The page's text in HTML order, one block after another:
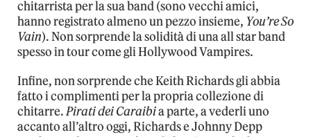
chitarrista per la sua band (sono vecchi amici,
hanno registrato almeno un pezzo insieme, You’re So
Vain). Non sorprende la solidità di una all star band
spesso in tour come gli Hollywood Vampires.
Infine, non sorprende che Keith Richards gli abbia
fatto i complimenti per la propria collezione di
chitarre.Pirati dei Caraibia parte, a vederli uno
accanto all’altro oggi, Richards e Johnny Depp